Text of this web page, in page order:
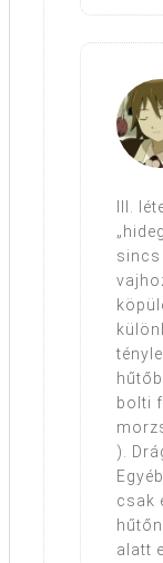
Ill.
sincs
bolti
).
csak
alatt